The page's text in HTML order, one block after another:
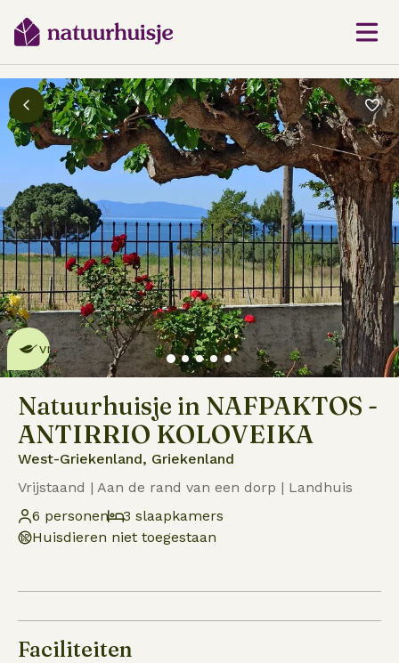
Dit natuurhuisje is eco-
vriendelijklees meer
Natuurhuisje in NAFPAKTOS -
ANTIRRIO KOLOVEIKA
West-Griekenland, Griekenland
Vrijstaand | Aan de rand van een dorp | Landhuis
6 personen
3 slaapkamers
Huisdieren niet toegestaan
Faciliteiten